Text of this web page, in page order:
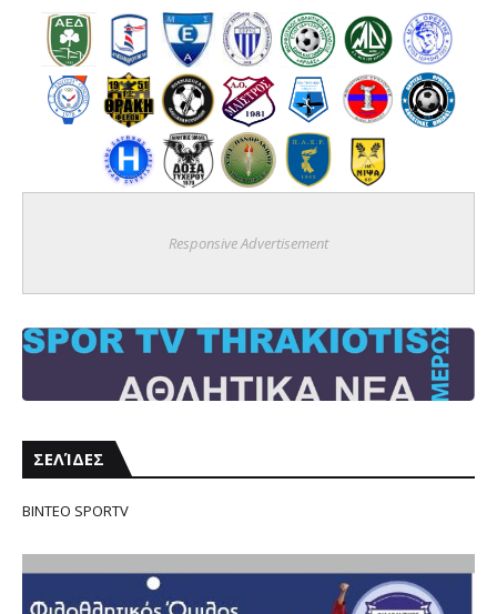
Responsive Advertisement
ΣΕΛΊΔΕΣ
ΒΙΝΤΕΟ SPORTV